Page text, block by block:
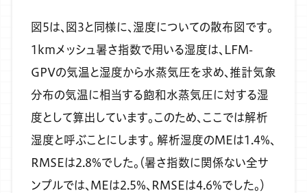
図5は、図3と同様に、湿度についての散布図です。
1kmメッシュ暑さ指数で用いる湿度は、LFM-
GPVの気温と湿度から水蒸気圧を求め、推計気象
分布の気温に相当する飽和水蒸気圧に対する湿
度として算出しています。このため、ここでは解析
湿度と呼ぶことにします。 解析湿度のMEは1.4%、
RMSEは2.8%でした。（暑さ指数に関係ない全サ
ンプルでは、MEは2.5%、RMSEは4.6%でした。）